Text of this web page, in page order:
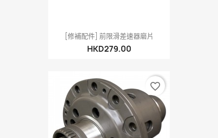
[修補配件] 前限滑差速器磨片
HKD279.00
favorite_border